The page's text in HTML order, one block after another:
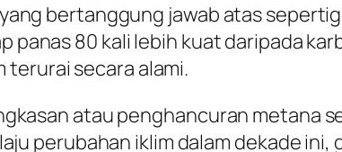
bertanggung jawab atas
panas 80 kali lebih kuat daripada
terurai secara alami.
atau penghancuran metana
perubahan iklim dalam dekade